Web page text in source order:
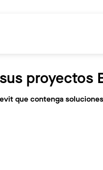
proyectos
que contenga